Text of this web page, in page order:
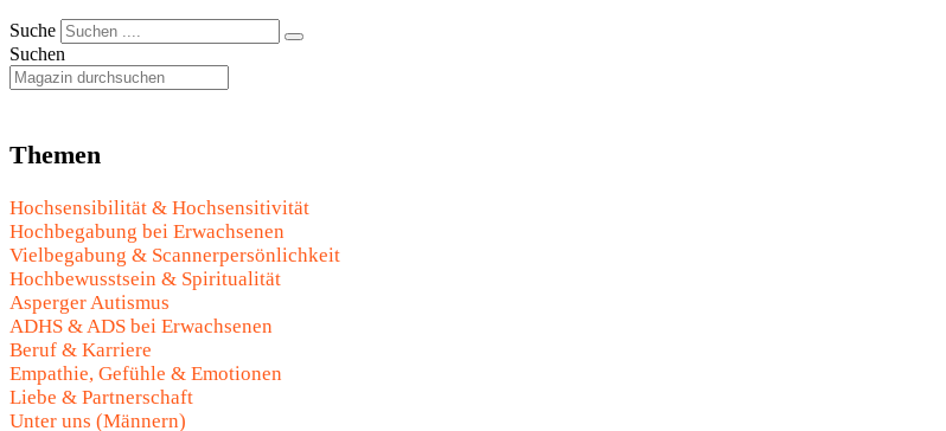
Suche
Suchen
Themen
Hochsensibilität & Hochsensitivität
Hochbegabung bei Erwachsenen
Vielbegabung & Scannerpersönlichkeit
Hochbewusstsein & Spiritualität
Asperger Autismus
ADHS & ADS bei Erwachsenen
Beruf & Karriere
Empathie, Gefühle & Emotionen
Liebe & Partnerschaft
Unter uns (Männern)